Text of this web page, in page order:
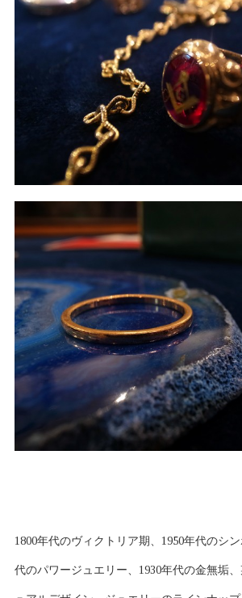
1800年代のヴィクトリア期、1950年代のシ
代のパワージュエリー、1930年代の金無垢